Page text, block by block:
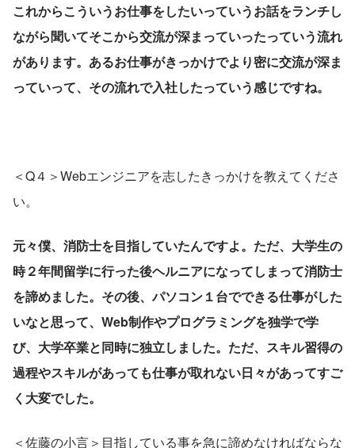
これからこういうお仕事をしたいっていうお話をランチし
ながら聞いてそこから交流が深まっていったっていう流れ
があります。あるお仕事がきっかけでより密に交流が深ま
っていって、その流れで入社したっていう感じですね。
＜Q４＞Webエンジニアを志したきっかけを教えてくださ
い。
元々僕、消防士を目指していたんですよ。ただ、大学生の
時２年間留学に行った後ヘルニアになってしまって消防士
を諦めました。その後、パソコン１台でできる仕事がした
いなと思って、Web制作やプログラミングを独学で学
び、大学卒業と同時に独立しました。ただ、スキル習得の
過程やスキルがあっても仕事が取れない日々があってすご
く大変でした。
＜佐藤の小言＞目指している事を急に諦めなければならな